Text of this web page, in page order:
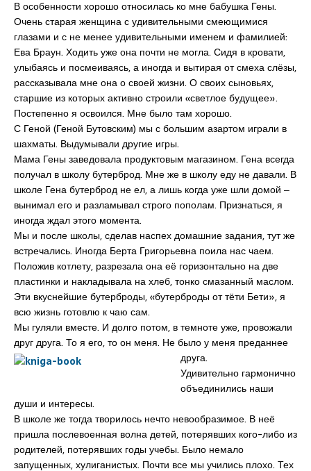
В особенности хорошо относилась ко мне бабушка Гены.
Очень старая женщина с удивительными смеющимися
глазами и с не менее удивительными именем и фамилией:
Ева Браун. Ходить уже она почти не могла. Сидя в кровати,
улыбаясь и посмеиваясь, а иногда и вытирая от смеха слёзы,
рассказывала мне она о своей жизни. О своих сыновьях,
старшие из которых активно строили «светлое будущее».
Постепенно я освоился. Мне было там хорошо.
С Геной (Геной Бутовским) мы с большим азартом играли в
шахматы. Выдумывали другие игры.
Мама Гены заведовала продуктовым магазином. Гена всегда
получал в школу бутерброд. Мне же в школу еду не давали. В
школе Гена бутерброд не ел, а лишь когда уже шли домой ‒
вынимал его и разламывал строго пополам. Признаться, я
иногда ждал этого момента.
Мы и после школы, сделав наспех домашние задания, тут же
встречались. Иногда Берта Григорьевна поила нас чаем.
Положив котлету, разрезала она её горизонтально на две
пластинки и накладывала на хлеб, тонко смазанный маслом.
Эти вкуснейшие бутерброды, «бутерброды от тёти Бети», я
всю жизнь готовлю к чаю сам.
Мы гуляли вместе. И долго потом, в темноте уже, провожали
друг друга. То я его, то он меня. Не было у меня преданнее
друга.
Удивительно гармонично
объединились наши
души и интересы.
В школе же тогда творилось нечто невообразимое. В неё
пришла послевоенная волна детей, потерявших кого-либо из
родителей, потерявших годы учебы. Было немало
запущенных, хулиганистых. Почти все мы учились плохо. Тех